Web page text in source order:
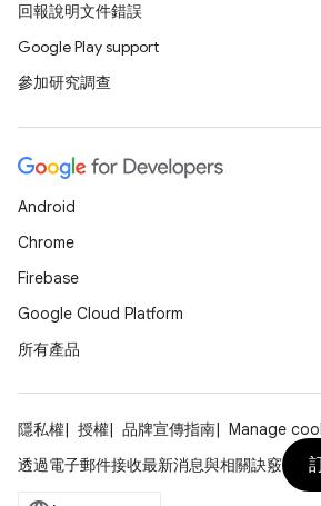
回報說明文件錯誤
Google Play support
參加研究調查
Android
Chrome
Firebase
Google Cloud Platform
所有產品
隱私權 授權 品牌宣傳指南
Manage
透過電子郵件接收最新消息與相關訣竅